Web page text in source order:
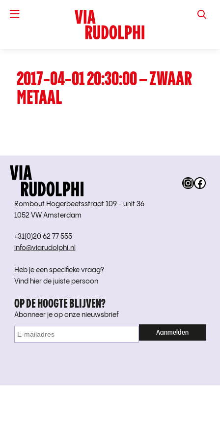
VIA
2017-04-01 20:30:00 – ZWAAR
METAAL
Rombout Hogerbeetsstraat 109 - unit 36
1052 VW Amsterdam
+31(0)20 62 77 555
info@viarudolphi.nl
Heb je een specifieke vraag?
Vind hier de juiste persoon
OP DE HOOGTE BLIJVEN?
Abonneer je op onze nieuwsbrief